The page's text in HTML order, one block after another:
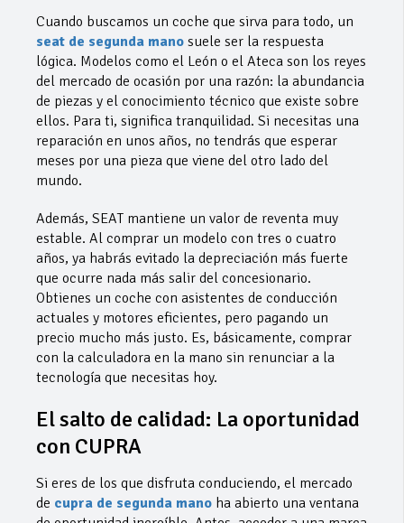
​Cuando buscamos un coche que sirva para todo, un
seat de segunda mano suele ser la respuesta
lógica. Modelos como el León o el Ateca son los reyes
del mercado de ocasión por una razón: la abundancia
de piezas y el conocimiento técnico que existe sobre
ellos. Para ti, significa tranquilidad. Si necesitas una
reparación en unos años, no tendrás que esperar
meses por una pieza que viene del otro lado del
mundo.
​Además, SEAT mantiene un valor de reventa muy
estable. Al comprar un modelo con tres o cuatro
años, ya habrás evitado la depreciación más fuerte
que ocurre nada más salir del concesionario.
Obtienes un coche con asistentes de conducción
actuales y motores eficientes, pero pagando un
precio mucho más justo. Es, básicamente, comprar
con la calculadora en la mano sin renunciar a la
tecnología que necesitas hoy.
​El salto de calidad: La oportunidad
con CUPRA
​Si eres de los que disfruta conduciendo, el mercado
de cupra de segunda mano ha abierto una ventana